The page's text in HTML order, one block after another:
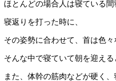
ほとんどの場合人は寝ている間
寝返りを打った時に、
その姿勢に合わせて、首は色
そんな中で寝ていて朝を迎え
また、体幹の筋肉などが硬く